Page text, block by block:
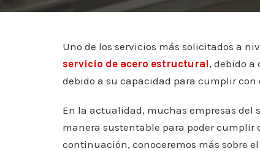
Uno de los servicios más solicitados a
servicio de acero estructural, debido a
debido a su capacidad para cumplir
En la actualidad, muchas empresas del
manera sustentable para poder cumplir
continuación, conoceremos más sobre